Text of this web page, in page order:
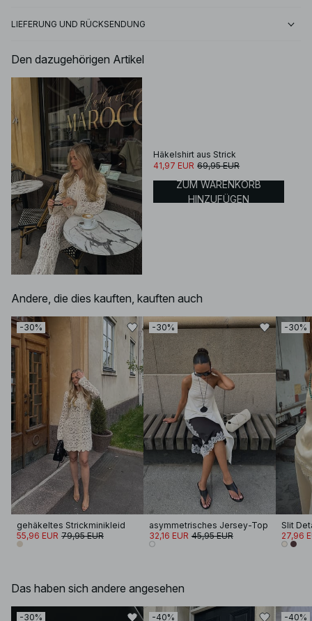
LIEFERUNG UND RÜCKSENDUNG
Den dazugehörigen Artikel
Häkelshirt aus Strick
41,97 EUR 69,95 EUR
ZUM WARENKORB
HINZUFÜGEN
Andere, die dies kauften, kauften auch
-30%
gehäkeltes Strickminikleid
55,96 EUR 79,95 EUR
-30%
asymmetrisches Jersey-Top
32,16 EUR 45,95 EUR
-30%
Slit
27,96
Das haben sich andere angesehen
-30% -40% -40%